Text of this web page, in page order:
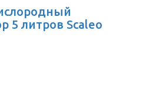
5 литров Scaleo